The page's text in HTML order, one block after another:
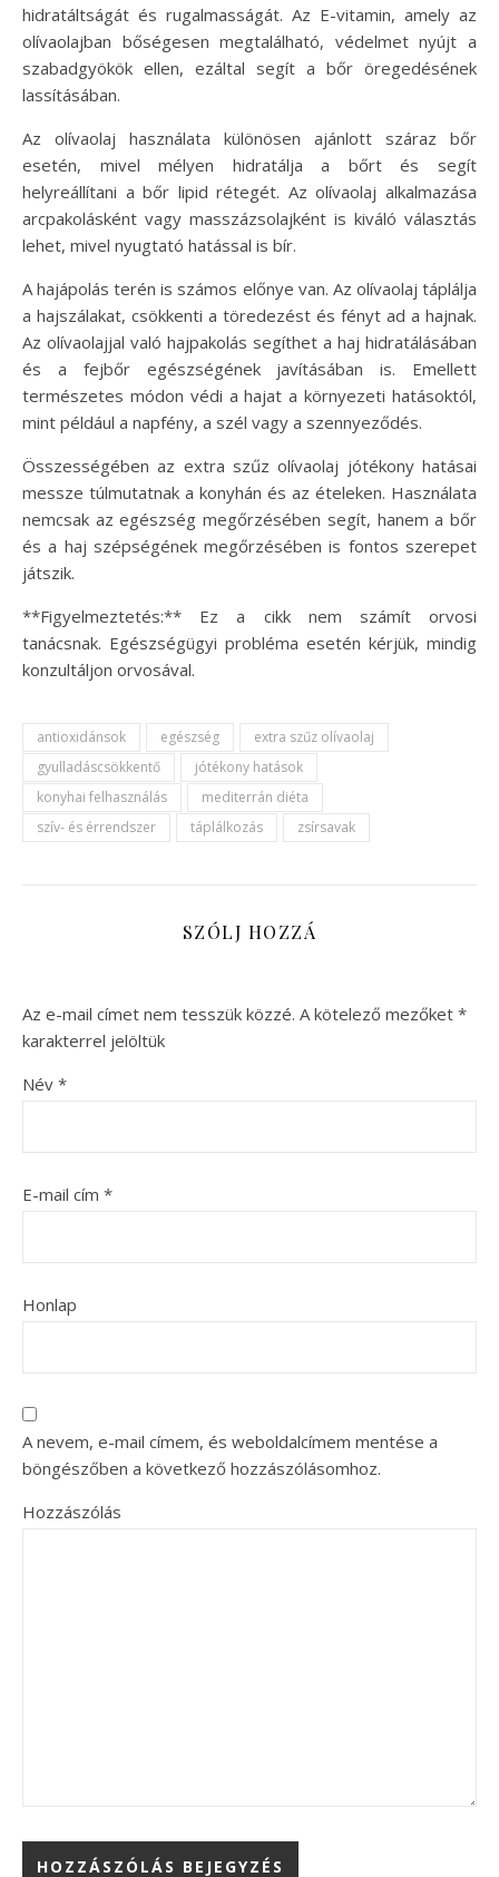
hidratáltságát és rugalmasságát. Az E-vitamin, amely az
olívaolajban bőségesen megtalálható, védelmet nyújt a
szabadgyökök ellen, ezáltal segít a bőr öregedésének
lassításában.
Az olívaolaj használata különösen ajánlott száraz bőr
esetén, mivel mélyen hidratálja a bőrt és segít
helyreállítani a bőr lipid rétegét. Az olívaolaj alkalmazása
arcpakolásként vagy masszázsolajként is kiváló választás
lehet, mivel nyugtató hatással is bír.
A hajápolás terén is számos előnye van. Az olívaolaj táplálja
a hajszálakat, csökkenti a töredezést és fényt ad a hajnak.
Az olívaolajjal való hajpakolás segíthet a haj hidratálásában
és a fejbőr egészségének javításában is. Emellett
természetes módon védi a hajat a környezeti hatásoktól,
mint például a napfény, a szél vagy a szennyeződés.
Összességében az extra szűz olívaolaj jótékony hatásai
messze túlmutatnak a konyhán és az ételeken. Használata
nemcsak az egészség megőrzésében segít, hanem a bőr
és a haj szépségének megőrzésében is fontos szerepet
játszik.
**Figyelmeztetés:** Ez a cikk nem számít orvosi
tanácsnak. Egészségügyi probléma esetén kérjük, mindig
konzultáljon orvosával.
antioxidánsok egészség
extra szűz olívaolaj
gyulladáscsökkentő
jótékony hatások
konyhai felhasználás
mediterrán diéta
szív- és érrendszer
táplálkozás zsírsavak
SZÓLJ HOZZÁ
Az e-mail címet nem tesszük közzé. A kötelező mezőket *
karakterrel jelöltük
Név *
E-mail cím *
Honlap
A nevem, e-mail címem, és weboldalcímem mentése a
böngészőben a következő hozzászólásomhoz.
Hozzászólás